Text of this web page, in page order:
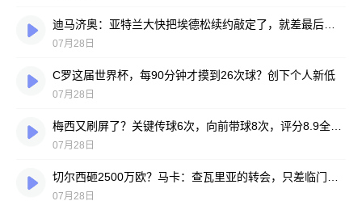
07月28日
C罗这届世界杯，每90分钟才摸到26次球？创下个人新低
07月28日
07月28日
07月28日